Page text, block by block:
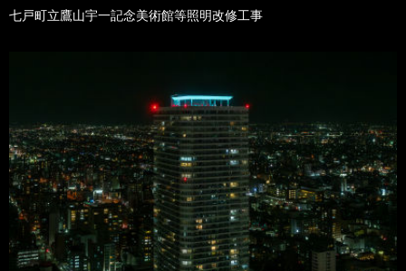
七戸町立鷹山宇一記念美術館等照明改修工事